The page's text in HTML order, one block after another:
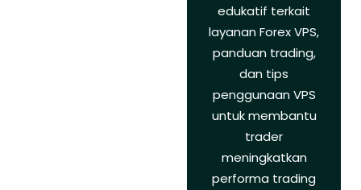
edukatif terkait
layanan Forex VPS,
panduan trading,
dan tips
penggunaan VPS
untuk membantu
trader
meningkatkan
performa trading